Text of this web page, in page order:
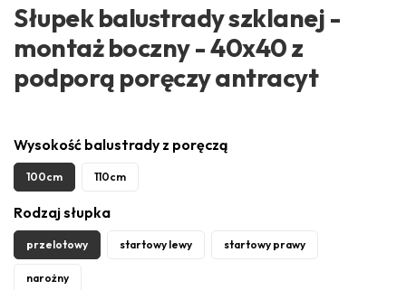
Słupek balustrady szklanej -
montaż boczny - 40x40 z
podporą poręczy antracyt
Wysokość balustrady z poręczą
100cm 110cm
Rodzaj słupka
przelotowy startowy lewy startowy prawy
narożny